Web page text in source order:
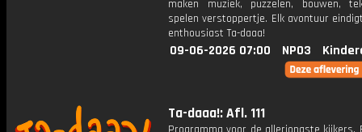
maken muziek, puzzelen, bouwen,
spelen verstoppertje. Elk avontuur
enthousiast Ta-daaa!
09-06-2026 07:00 NPO3
Ta-daaa!: Afl. 111